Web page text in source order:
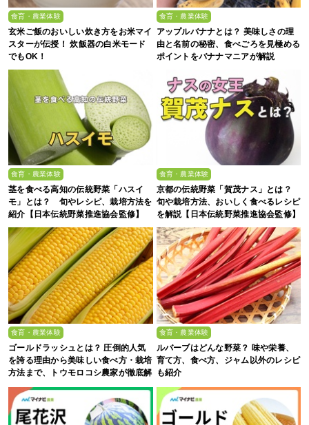
食育・農業体験
玄米ご飯のおいしい炊き方をお米マイ
スターが伝授！ 炊飯器の白米モード
でもOK！
食育・農業体験
アップルバナナとは？ 美味しさの理
由と名前の秘密、食べごろを見極める
ポイントをバナナマニアが解説
食育・農業体験
茎を食べる高知の伝統野菜「ハスイ
モ」とは？ 旬やレシピ、栽培方法を
紹介【日本伝統野菜推進協会監修】
食育・農業体験
京都の伝統野菜「賀茂ナス」とは？
旬や栽培方法、おいしく食べるレシピ
を解説【日本伝統野菜推進協会監修】
食育・農業体験
ゴールドラッシュとは？ 圧倒的人気
を誇る理由から美味しい食べ方・栽培
方法まで、トウモロコシ農家が徹底解
説
食育・農業体験
ルバーブはどんな野菜？ 味や栄養、
育て方、食べ方、ジャム以外のレシピ
も紹介